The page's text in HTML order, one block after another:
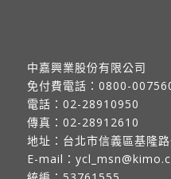
中嘉興業股份有限公司
免付費電話： 0800-
電話： 02-28910950
傳真： 02-28912610
地址： 台北市信義區基隆
E-mail：